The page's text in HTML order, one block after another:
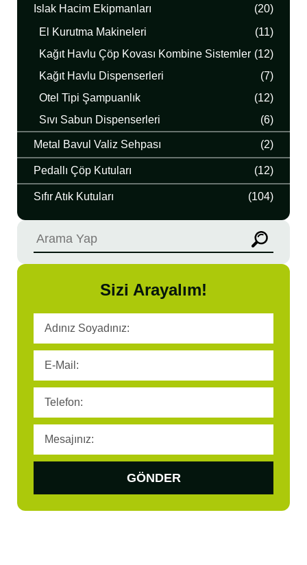
Islak Hacim Ekipmanları
(20)
El Kurutma Makineleri
(11)
Kağıt Havlu Çöp Kovası Kombine Sistemler (12)
Kağıt Havlu Dispenserleri
(7)
Otel Tipi Şampuanlık
(12)
Sıvı Sabun Dispenserleri
(6)
Metal Bavul Valiz Sehpası (2)
Pedallı Çöp Kutuları (12)
Sıfır Atık Kutuları (104)
Sizi Arayalım!
GÖNDER